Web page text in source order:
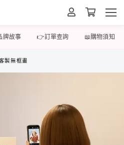
牌故事 👉訂單查詢 📖購物須知
製無框畫